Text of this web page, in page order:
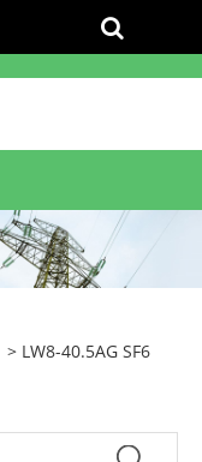
> LW8-40.5AG SF6